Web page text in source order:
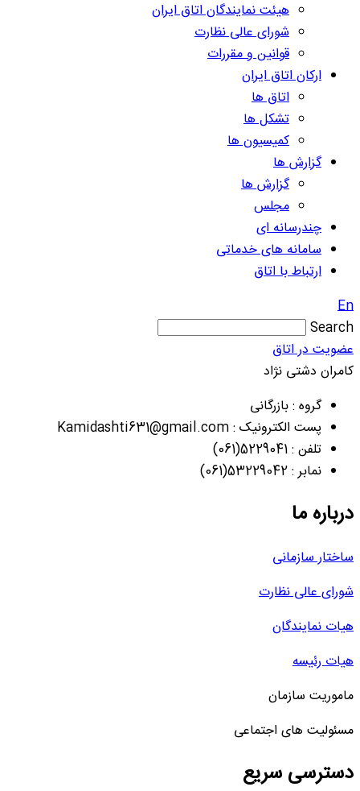
هیئت نمایندگان اتاق ایران
شورای عالی نظارت
قوانین و مقررات
ارکان اتاق ایران
اتاق ها
تشکل ها
کمیسیون ها
گزارش ها
گزارش ها
مجلس
چندرسانه ای
سامانه های خدماتی
ارتباط با اتاق
En
Search
عضویت در اتاق
کامران دشتی نژاد
گروه : بازرگانی
پست الکترونیک : Kamidashti631@gmail.com
تلفن : 5229041(061)
نمابر : 53229042(061)
درباره ما
ساختار سازمانی
شورای عالی نظارت
هیات نمایندگان
هیات رئیسه
ماموریت سازمان
مسئولیت های اجتماعی
دسترسی سریع